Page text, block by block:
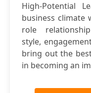
High-Potential
business climate
role
style,
bring out the
in becoming an